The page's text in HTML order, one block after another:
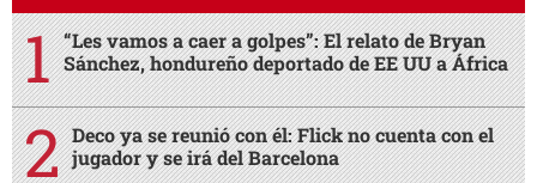
“Les vamos a caer a golpes”: El relato de Bryan
Sánchez, hondureño deportado de EE UU a África
Deco ya se reunió con él: Flick no cuenta con el
jugador y se irá del Barcelona